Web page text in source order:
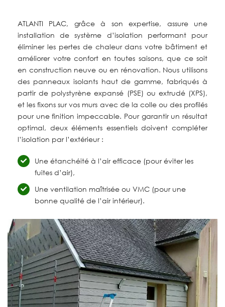
ATLANTI PLAC, grâce à son expertise, assure une
installation de système d’isolation performant pour
éliminer les pertes de chaleur dans votre bâtiment et
améliorer votre confort en toutes saisons, que ce soit
en construction neuve ou en rénovation. Nous utilisons
des panneaux isolants haut de gamme, fabriqués à
partir de polystyrène expansé (PSE) ou extrudé (XPS),
et les fixons sur vos murs avec de la colle ou des profilés
pour une finition impeccable. Pour garantir un résultat
optimal, deux éléments essentiels doivent compléter
l’isolation par l’extérieur :
Une étanchéité à l’air efficace (pour éviter les
fuites d’air),
Une ventilation maîtrisée ou VMC (pour une
bonne qualité de l’air intérieur).